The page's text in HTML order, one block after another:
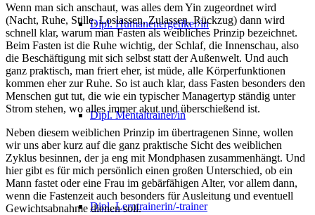
Dipl. Humanenergetiker/in
Dipl. Mentaltrainer/in
Dipl. Lerntrainerin/-trainer
Wenn man sich anschaut, was alles dem Yin zugeordnet wird
(Nacht, Ruhe, Stille, Loslassen, Zulassen, Rückzug) dann wird
schnell klar, warum man Fasten als weibliches Prinzip bezeichnet.
Beim Fasten ist die Ruhe wichtig, der Schlaf, die Innenschau, also
die Beschäftigung mit sich selbst statt der Außenwelt. Und auch
ganz praktisch, man friert eher, ist müde, alle Körperfunktionen
kommen eher zur Ruhe. So ist auch klar, dass Fasten besonders den
Menschen gut tut, die wie ein typischer Managertyp ständig unter
Strom stehen, wo alles immer akut und überschießend ist.
Neben diesem weiblichen Prinzip im übertragenen Sinne, wollen
wir uns aber kurz auf die ganz praktische Sicht des weiblichen
Zyklus besinnen, der ja eng mit Mondphasen zusammenhängt. Und
hier gibt es für mich persönlich einen großen Unterschied, ob ein
Mann fastet oder eine Frau im gebärfähigen Alter, vor allem dann,
wenn die Fastenzeit auch besonders für Ausleitung und eventuell
Gewichtsabnahme dienen soll.